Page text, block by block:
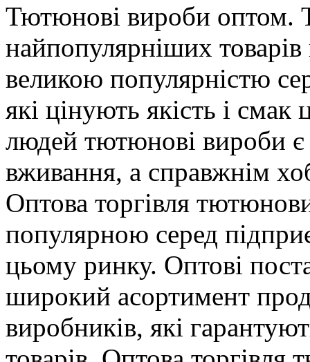
Тютюнові вироби оптом.
найпопулярніших
великою популярністю
які цінують якість і
людей тютюнові вироби
вживання, а справжнім
Оптова торгівля
популярною серед
цьому ринку. Оптові
широкий асортимент
виробників, які